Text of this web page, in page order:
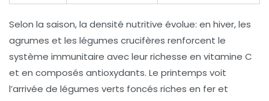
Selon la saison, la densité nutritive évolue: en hiver, les
agrumes et les légumes crucifères renforcent le
système immunitaire avec leur richesse en vitamine C
et en composés antioxydants. Le printemps voit
l’arrivée de légumes verts foncés riches en fer et